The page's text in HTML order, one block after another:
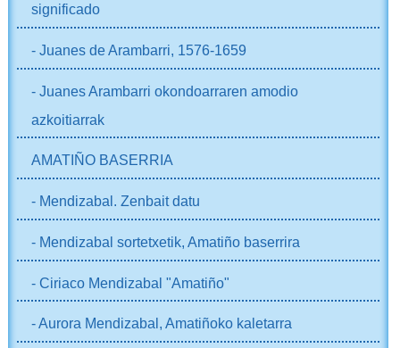
significado
- Juanes de Arambarri, 1576-1659
- Juanes Arambarri okondoarraren amodio
azkoitiarrak
AMATIÑO BASERRIA
- Mendizabal. Zenbait datu
- Mendizabal sortetxetik, Amatiño baserrira
- Ciriaco Mendizabal "Amatiño"
- Aurora Mendizabal, Amatiñoko kaletarra